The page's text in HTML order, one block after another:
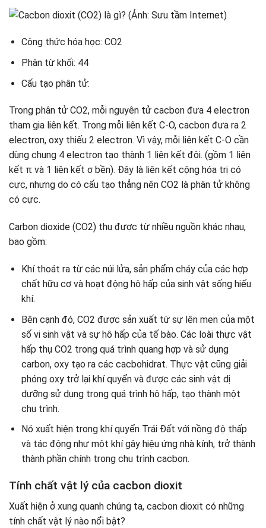
Bài tập 3 (trang 87 SGK Hóa 9)
Công thức hóa học: CO2
Phân từ khối: 44
Cấu tạo phân tử:
Trong phân tử CO2, mỗi nguyên tử cacbon đưa 4 electron
tham gia liên kết. Trong mỗi liên kết C-O, cacbon đưa ra 2
electron, oxy thiếu 2 electron. Vì vậy, mỗi liên kết C-O cần
dùng chung 4 electron tạo thành 1 liên kết đôi. (gồm 1 liên
kết π và 1 liên kết σ bền). Đây là liên kết cộng hóa trị có
cực, nhưng do có cấu tạo thẳng nên CO2 là phân tử không
có cực.
Carbon dioxide (CO2) thu được từ nhiều nguồn khác nhau,
bao gồm:
Khí thoát ra từ các núi lửa, sản phẩm cháy của các hợp
chất hữu cơ và hoạt động hô hấp của sinh vật sống hiếu
khí.
Bên cạnh đó, CO2 được sản xuất từ sự lên men của một
số vi sinh vật và sự hô hấp của tế bào. Các loài thực vật
hấp thụ CO2 trong quá trình quang hợp và sử dụng
carbon, oxy tạo ra các cacbohidrat. Thực vật cũng giải
phóng oxy trở lại khí quyển và được các sinh vật dị
dưỡng sử dụng trong quá trình hô hấp, tạo thành một
chu trình.
Nó xuất hiện trong khí quyển Trái Đất với nồng độ thấp
và tác động như một khí gây hiệu ứng nhà kính, trở thành
thành phần chính trong chu trình cacbon.
Tính chất vật lý của cacbon dioxit
Xuất hiện ở xung quanh chúng ta, cacbon dioxit có những
tính chất vật lý nào nổi bật?